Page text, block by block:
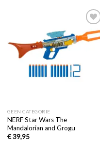
Toevoegen
aan
verlanglijst
GEEN CATEGORIE
NERF Star Wars The
Mandalorian and Grogu
€39,95